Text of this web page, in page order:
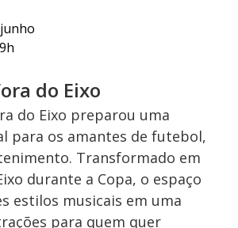
do Eixo
do Eixo preparou uma
para os amantes de futebol,
Transformado em
durante a Copa, o espaço
estilos musicais em uma
para quem quer